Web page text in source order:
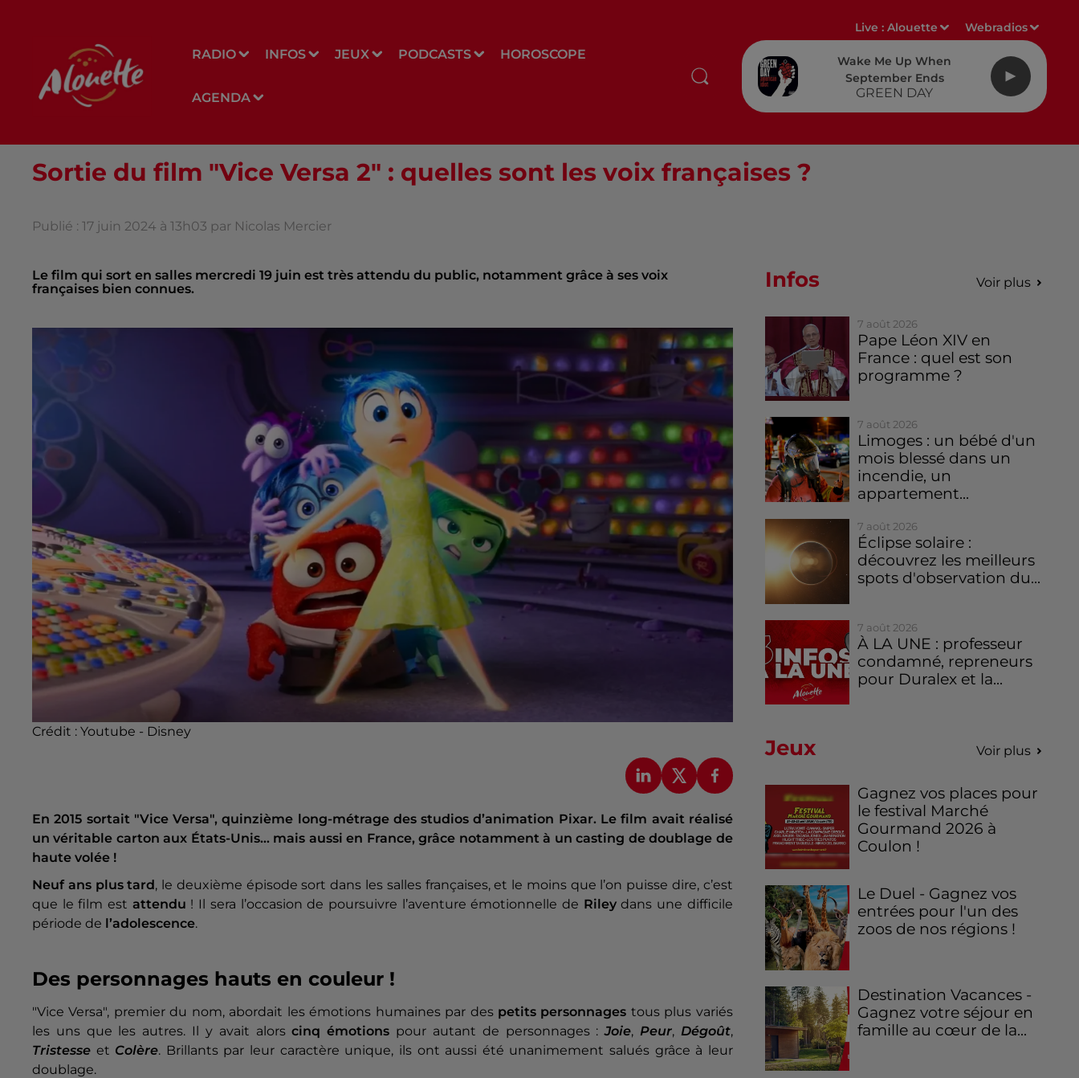
RADIO INFOS JEUX PODCASTS HOROSCOPE
AGENDA
Live :Alouette Webradios
Wake Me Up When
September Ends
GREEN DAY
Sortie du film "Vice Versa 2" : quelles sont les voix françaises ?
Publié : 17 juin 2024 à 13h03 par Nicolas Mercier
Le film qui sort en salles mercredi 19 juin est très attendu du public, notamment grâce à ses voix
françaises bien connues.
Crédit : Youtube - Disney
En 2015 sortait "Vice Versa", quinzième long-métrage des studios d’animation Pixar. Le film avait réalisé
un véritable carton aux États-Unis… mais aussi en France, grâce notamment à un casting de doublage de
haute volée !
Neuf ans plus tard, le deuxième épisode sort dans les salles françaises, et le moins que l’on puisse dire, c’est
que le film est attendu ! Il sera l’occasion de poursuivre l’aventure émotionnelle de Rileydans une difficile
période de l’adolescence.
Des personnages hauts en couleur !
"Vice Versa", premier du nom, abordait les émotions humaines par des petits personnages tous plus variés
les uns que les autres. Il y avait alorscinq émotions pour autant de personnages :Joie, Peur, Dégoût,
Tristesse et Colère. Brillants par leur caractère unique, ils ont aussi été unanimement salués grâce à leur
doublage.
Infos Voir plus
7 août 2026
Pape Léon XIV en
France : quel est son
programme ?
7 août 2026
Limoges : un bébé d'un
mois blessé dans un
incendie, un
appartement...
7 août 2026
Éclipse solaire :
découvrez les meilleurs
spots d'observation du...
7 août 2026
À LA UNE : professeur
condamné, repreneurs
pour Duralex et la...
Jeux Voir plus
Gagnez vos places pour
le festival Marché
Gourmand 2026 à
Coulon !
Le Duel - Gagnez vos
entrées pour l'un des
zoos de nos régions !
Destination Vacances -
Gagnez votre séjour en
famille au cœur de la...